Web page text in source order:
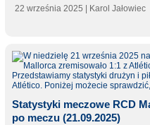
22 września 2025 | Karol Jałowiec
Statystyki meczowe RCD
po meczu (21.09.2025)